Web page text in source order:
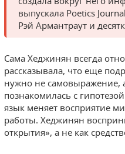
выпускала Poetics
Рэй Армантраут и
Сама Хеджинян всегда
рассказывала, что еще
нужно не самовыражение,
познакомилась с
язык меняет восприятие
работы. Хеджинян
открытия», а не как